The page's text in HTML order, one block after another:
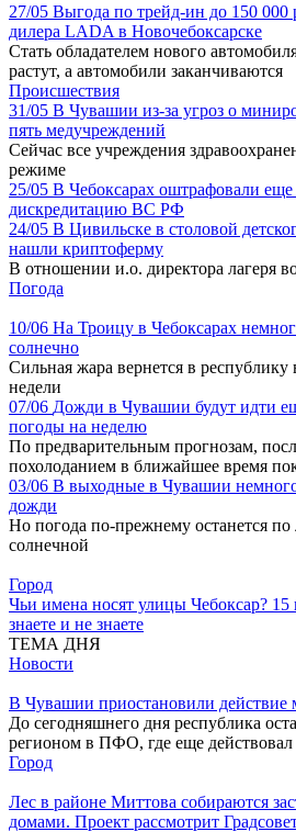
27/05 Выгода по трейд-ин до 150 000
дилера LADA в Новочебоксарске
Стать обладателем нового
растут, а автомобили заканчиваются
Происшествия
31/05 В Чувашии из-за угроз о
пять медучреждений
Сейчас все учреждения
режиме
25/05 В Чебоксарах оштрафовали еще
дискредитацию ВС РФ
24/05 В Цивильске в столовой
нашли криптоферму
В отношении и.о. директора лагеря
Погода
10/06 На Троицу в Чебоксарах
солнечно
Сильная жара вернется в
недели
07/06 Дожди в Чувашии будут идти
погоды на неделю
По предварительным прогнозам,
похолоданием в ближайшее время
03/06 В выходные в Чувашии
дожди
Но погода по-прежнему останется по
солнечной
Город
Чьи имена носят улицы Чебоксар?
знаете и не знаете
ТЕМА ДНЯ
Новости
В Чувашии приостановили действие
До сегодняшнего дня республика
регионом в ПФО, где еще
Город
Лес в районе Миттова собираются
домами. Проект рассмотрит